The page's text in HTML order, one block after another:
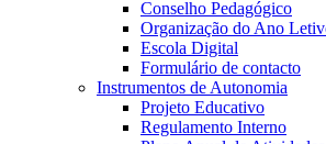
Conselho Pedagógico
Organização do Ano
Escola Digital
Formulário de contacto
Instrumentos de Autonomia
Projeto Educativo
Regulamento Interno